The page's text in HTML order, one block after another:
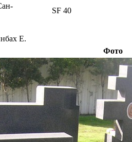
SF 40
Е.
Фото